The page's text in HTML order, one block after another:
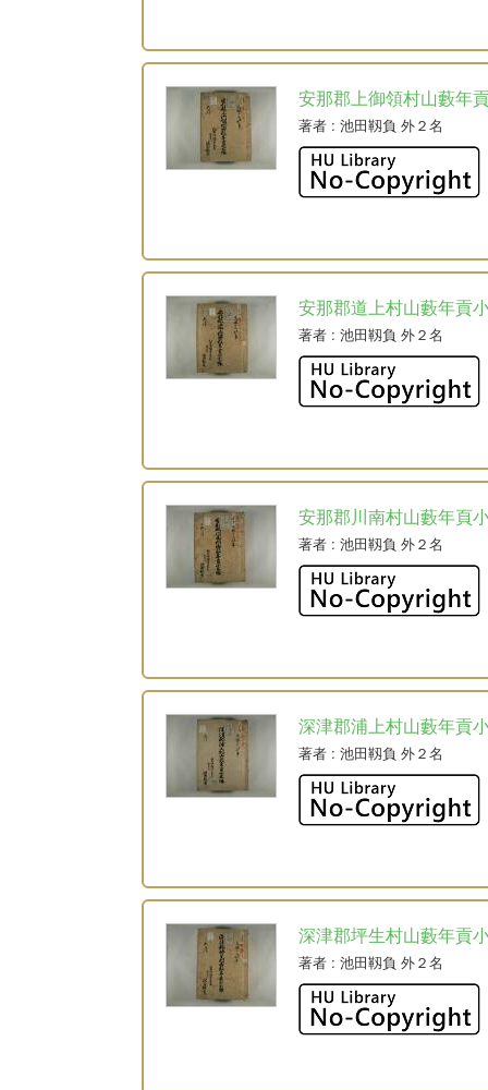
安那郡上御領村山藪年
著者 : 池田靱負 外２名
安那郡道上村山藪年貢
著者 : 池田靱負 外２名
安那郡川南村山藪年頁
著者 : 池田靱負 外２名
深津郡浦上村山藪年貢
著者 : 池田靱負 外２名
深津郡坪生村山藪年貢
著者 : 池田靱負 外２名